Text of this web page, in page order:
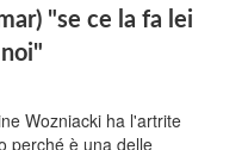
"se ce la fa lei
Wozniacki ha l'artrite
perché è una delle